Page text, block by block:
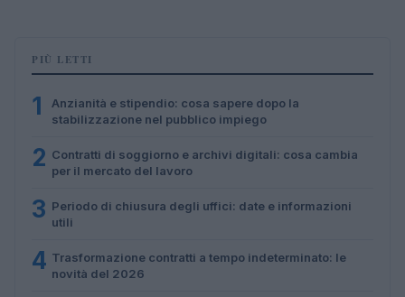
PIÙ LETTI
1
Anzianità e stipendio: cosa sapere dopo la
stabilizzazione nel pubblico impiego
2 Contratti di soggiorno e archivi digitali: cosa cambia
per il mercato del lavoro
3 Periodo di chiusura degli uffici: date e informazioni
utili
4 Trasformazione contratti a tempo indeterminato: le
novità del 2026